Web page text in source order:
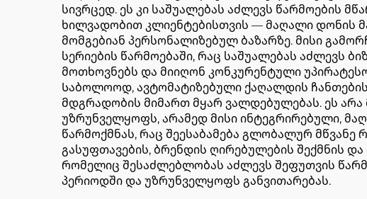
სივრცედ. ეს კი საშუალებას აძლევს წარმოების
ხილვადობით კლიენტებისთვის — მაღალი დონის
მომგებიან პერსონალიზებულ ბაზარზე. მისი
სერიების წარმოებაში, რაც საშუალებას აძლევს
მოთხოვნებს და მიიღონ კონკურენტული
Საბოლოოდ, ავტომატიზებული ქაღალდის ჩანთების
მდგრადობის მიმართ მყარ ვალდებულებას. ეს
უზრუნველყოფს, არამედ მისი ინტეგრირებული,
წარმოქმნას, რაც შეესაბამება გლობალურ
გასუფთავების, ბრენდის ღირებულების შექმნის
რომელიც შესაძლებლობას აძლევს შეფუთვის
პერიოდში და უზრუნველყოფს განვითარებას.